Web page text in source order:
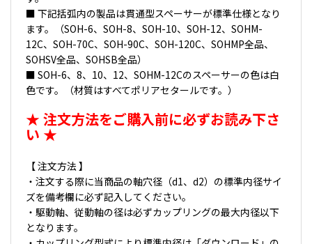
■ 下記括弧内の製品は貫通型スペーサーが標準仕様となり
ます。（SOH-6、SOH-8、SOH-10、SOH-12、SOHM-
12C、SOH-70C、SOH-90C、SOH-120C、SOHMP全品、
SOHSV全品、SOHSB全品）
■ SOH-6、8、10、12、SOHM-12Cのスペーサーの色は白
色です。（材質はすべてポリアセタールです。）
★ 注文方法をご購入前に必ずお読み下さ
い ★
【 注文方法 】
・注文する際に当商品の軸穴径（d1、d2）の標準内径サイ
ズを備考欄に必ず記入してください。
・駆動軸、従動軸の径は必ずカップリングの最大内径以下
となります。